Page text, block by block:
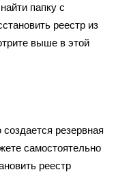
папку с
реестр из
выше в этой
резервная
самостоятельно
реестр